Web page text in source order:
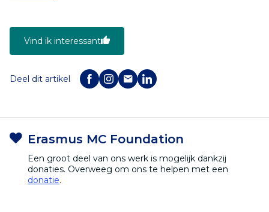
Vind ik interessant
Deel dit artikel
Erasmus MC Foundation
Een groot deel van ons werk is mogelijk dankzij
donaties. Overweeg om ons te helpen met een
donatie.